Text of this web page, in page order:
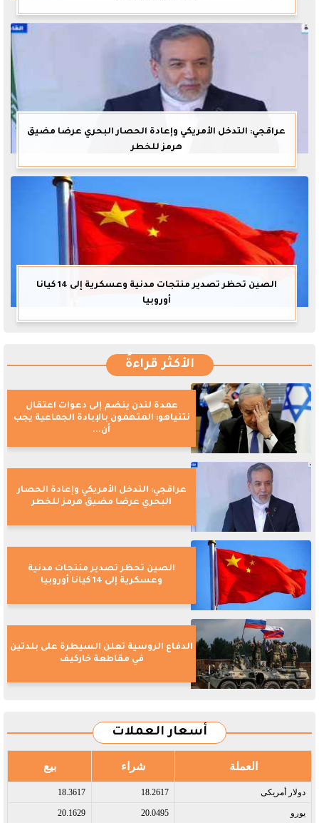
عراقجي: التدخل الأمريكي وإعادة الحصار البحري عرضا مضيق
هرمز للخطر
الصين تحظر تصدير منتجات مدنية وعسكرية إلى 14 كيانا
أوروبيا
الأكثر قراءةً
عمدة لندن ينضم إلى دعوات اعتقال
نتنياهو: المتهمون بالإبادة الجماعية يجب
أن...
عراقجي: التدخل الأمريكي وإعادة الحصار
البحري عرضا مضيق هرمز للخطر
الصين تحظر تصدير منتجات مدنية
وعسكرية إلى 14 كيانا أوروبيا
الدفاع الروسية تعلن السيطرة على بلدتين
في مقاطعة خاركيف
أسعار العملات
العملة شراء بيع
دولار أمريكى​ 18.2617
18.3617
يورو​ 20.0495
20.1629